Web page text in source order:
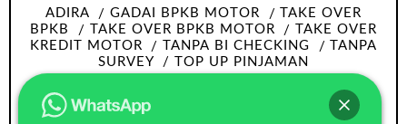
ADIRA GADAI BPKB MOTOR
TAKE OVER
BPKB
TAKE OVER BPKB MOTOR
TAKE OVER
KREDIT MOTOR
TANPA BI CHECKING
TANPA
SURVEY
TOP UP PINJAMAN
Take over bpkb motor Tangerang tanpa